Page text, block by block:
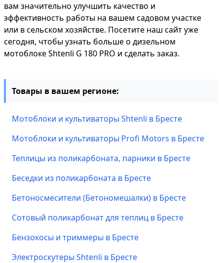
вам значительно улучшить качество и
эффективность работы на вашем садовом участке
или в сельском хозяйстве. Посетите наш сайт уже
сегодня, чтобы узнать больше о дизельном
мотоблоке Shtenli G 180 PRO и сделать заказ.
Товары в вашем регионе:
Мотоблоки и культиваторы Shtenli в Бресте
Мотоблоки и культиваторы Profi Motors в Бресте
Теплицы из поликарбоната, парники в Бресте
Беседки из поликарбоната в Бресте
Бетоносмесители (Бетономешалки) в Бресте
Сотовый поликарбонат для теплиц в Бресте
Бензокосы и триммеры в Бресте
Электроскутеры Shtenli в Бресте